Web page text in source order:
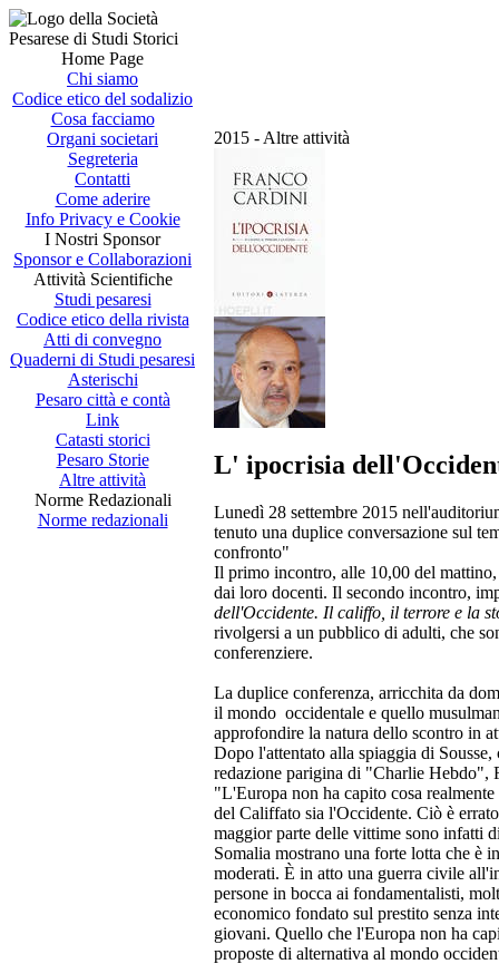
Home Page
Chi siamo
Codice etico del sodalizio
Cosa facciamo
Organi societari
Segreteria
Contatti
Come aderire
Info Privacy e Cookie
I Nostri Sponsor
Sponsor e Collaborazioni
Attività Scientifiche
Studi pesaresi
Codice etico della rivista
Atti di convegno
Quaderni di Studi pesaresi
Asterischi
Pesaro città e contà
Link
Catasti storici
Pesaro Storie
Altre attività
Norme Redazionali
Norme redazionali
2015 - Altre attività
L' ipocrisia
Lunedì 28 settembre 2015
tenuto una duplice conversazione sul
confronto"
Il primo incontro, alle 10,00 del
dai loro docenti. Il secondo incontro,
dell'Occidente. Il califfo, il terrore e la
rivolgersi a un pubblico di adulti, che
conferenziere.
La duplice conferenza, arricchita da
il mondo occidentale e quello
approfondire la natura dello scontro in
Dopo l'attentato alla spiaggia di
redazione parigina di "Charlie Hebdo",
"L'Europa non ha capito cosa
del Califfato sia l'Occidente. Ciò è
maggior parte delle vittime sono infatti
Somalia mostrano una forte lotta che è
moderati. È in atto una guerra civile
persone in bocca ai fondamentalisti,
economico fondato sul prestito senza
giovani. Quello che l'Europa non ha
proposte di alternativa al mondo